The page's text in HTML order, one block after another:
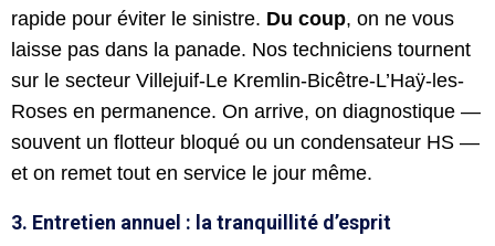
rapide pour éviter le sinistre. Du coup, on ne vous
laisse pas dans la panade. Nos techniciens tournent
sur le secteur Villejuif-Le Kremlin-Bicêtre-L’Haÿ-les-
Roses en permanence. On arrive, on diagnostique —
souvent un flotteur bloqué ou un condensateur HS —
et on remet tout en service le jour même.
3. Entretien annuel : la tranquillité d’esprit